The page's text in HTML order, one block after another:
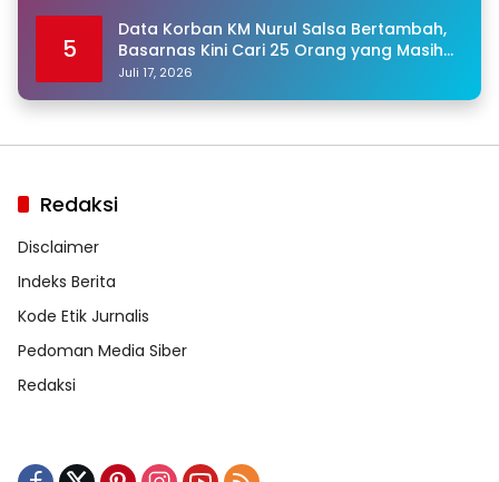
5
Data Korban KM Nurul Salsa Bertambah,
Basarnas Kini Cari 25 Orang yang Masih
Hilang
Juli 17, 2026
Redaksi
Disclaimer
Indeks Berita
Kode Etik Jurnalis
Pedoman Media Siber
Redaksi